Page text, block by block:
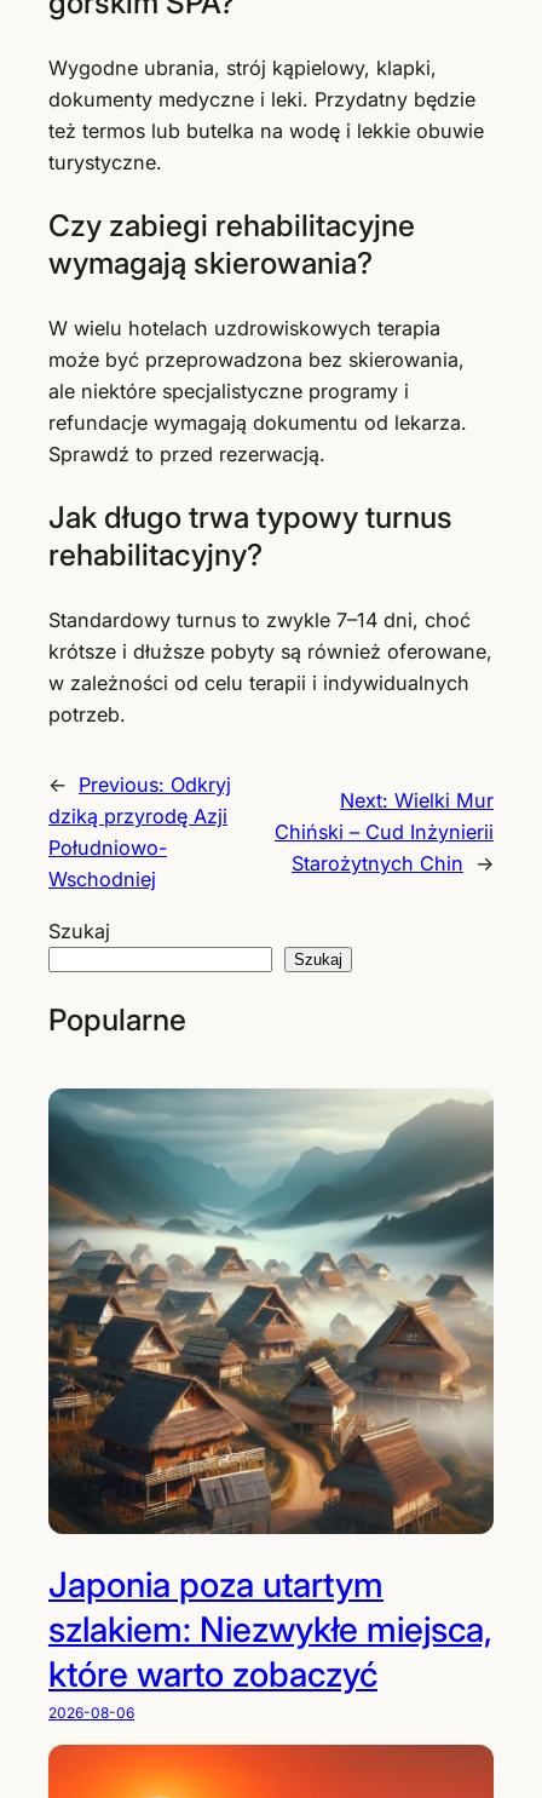
Wygodne ubrania, strój kąpielowy, klapki,
dokumenty medyczne i leki. Przydatny będzie
też termos lub butelka na wodę i lekkie obuwie
turystyczne.
Czy zabiegi rehabilitacyjne
wymagają skierowania?
W wielu hotelach uzdrowiskowych terapia
może być przeprowadzona bez skierowania,
ale niektóre specjalistyczne programy i
refundacje wymagają dokumentu od lekarza.
Sprawdź to przed rezerwacją.
Jak długo trwa typowy turnus
rehabilitacyjny?
Standardowy turnus to zwykle 7–14 dni, choć
krótsze i dłuższe pobyty są również oferowane,
w zależności od celu terapii i indywidualnych
potrzeb.
← Previous: Odkryj
dziką przyrodę Azji
Południowo-
Wschodniej
Next: Wielki Mur
Chiński – Cud Inżynierii
Starożytnych Chin
→
Szukaj
Szukaj
Popularne
Japonia poza utartym
szlakiem: Niezwykłe miejsca,
które warto zobaczyć
2026-08-06